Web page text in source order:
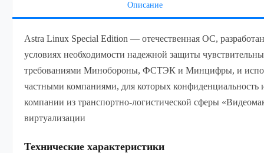
Описание
Astra Linux Special Edition — отечественная ОС,
условиях необходимости надежной защиты
требованиями Минобороны, ФСТЭК и Минцифры, и
частными компаниями, для которых
компании из транспортно-логистической сферы
виртуализации
Технические характеристики